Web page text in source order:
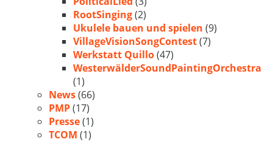
RootSinging(2)
Ukulele bauen und spielen (9)
VillageVisionSongContest(7)
Werkstatt Quillo(47)
WesterwälderSoundPaintingOrchestra
(1)
News(66)
PMP(17)
Presse(1)
TCOM (1)